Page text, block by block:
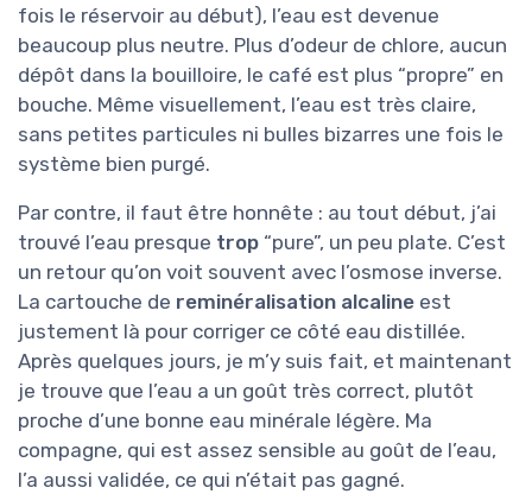
fois le réservoir au début), l’eau est devenue
beaucoup plus neutre. Plus d’odeur de chlore, aucun
dépôt dans la bouilloire, le café est plus “propre” en
bouche. Même visuellement, l’eau est très claire,
sans petites particules ni bulles bizarres une fois le
système bien purgé.
Par contre, il faut être honnête : au tout début, j’ai
trouvé l’eau presque trop “pure”, un peu plate. C’est
un retour qu’on voit souvent avec l’osmose inverse.
La cartouche de reminéralisation alcaline est
justement là pour corriger ce côté eau distillée.
Après quelques jours, je m’y suis fait, et maintenant
je trouve que l’eau a un goût très correct, plutôt
proche d’une bonne eau minérale légère. Ma
compagne, qui est assez sensible au goût de l’eau,
l’a aussi validée, ce qui n’était pas gagné.